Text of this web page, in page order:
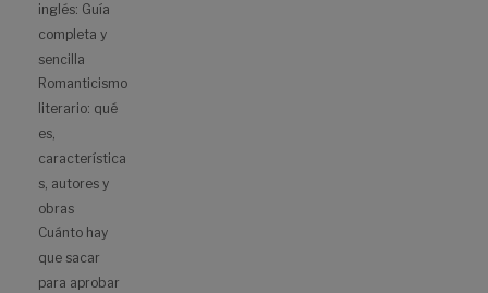
inglés: Guía
completa y
sencilla
Romanticismo
literario: qué
es,
característica
s, autores y
obras
Cuánto hay
que sacar
para aprobar